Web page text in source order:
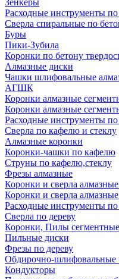
Зенкеры
Расходные инструменты по
Сверла спиральные по
Буры
Пики-Зубила
Коронки по бетону
Алмазные диски
Чашки шлифовальные
АГШК
Коронки алмазные
Коронки алмазные
Расходные инструменты
Сверла по кафелю и стеклу
Алмазные коронки
Коронки-чашки по кафелю
Струны по кафелю,стеклу
Фрезы алмазные
Коронки и сверла
Коронки и сверла
Расходные инструменты по
Сверла по дереву
Коронки, Пилы
Пильные диски
Фрезы по дереву
Обдирочно-шлифовальные
Кондукторы